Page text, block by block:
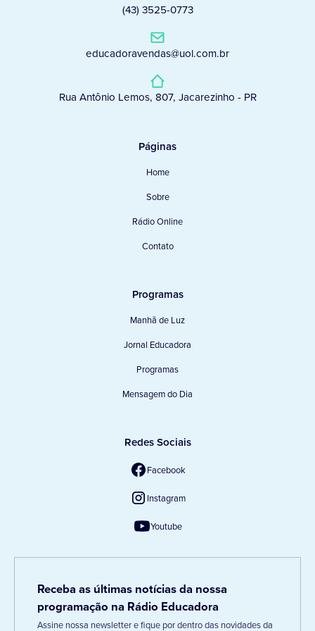
(43) 3525-0773
educadoravendas@uol.com.br
Rua Antônio Lemos, 807, Jacarezinho - PR
Páginas
Home
Sobre
Rádio Online
Contato
Programas
Manhã de Luz
Jornal Educadora
Programas
Mensagem do Dia
Redes Sociais
Facebook
Instagram
Youtube
Receba as últimas notícias da nossa
programação na Rádio Educadora
Assine nossa newsletter e fique por dentro das novidades da